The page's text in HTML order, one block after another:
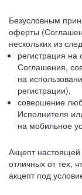
Безусловным
оферты
нескольких из
регистрация
Соглашения,
на
регистрации),
совершение
Исполнителя
на мобильное
Акцепт
отличных от тех,
акцепт под